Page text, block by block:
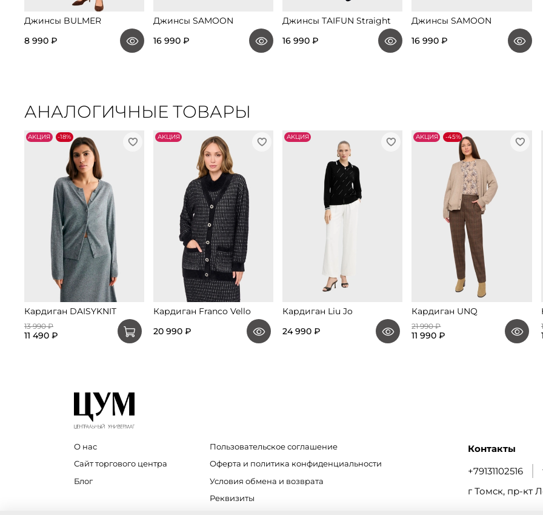
Джинсы BULMER
8 990 ₽
Джинсы SAMOON
16 990 ₽
Джинсы TAIFUN Straight
16 990 ₽
Джинсы SAMOON
16 990 ₽
АНАЛОГИЧНЫЕ ТОВАРЫ
АKЦИЯ -18%
Кардиган DAISYKNIT
13 990 ₽
11 490 ₽
АKЦИЯ
Кардиган Franco Vello
20 990 ₽
АKЦИЯ
Кардиган Liu Jo
24 990 ₽
АKЦИЯ -45%
Кардиган UNQ
21 990 ₽
11 990 ₽
О нас
Сайт торгового центра
Блог
Пользовательское соглашение
Оферта и политика конфиденциальности
Условия обмена и возврата
Реквизиты
Контакты
+79131102516
г Томск, пр-кт